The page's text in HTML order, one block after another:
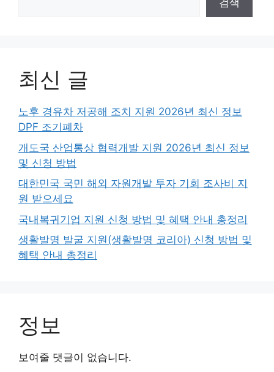
검색
최신 글
노후 경유차 저공해 조치 지원 2026년 최신 정보
DPF 조기폐차
개도국 산업통상 협력개발 지원 2026년 최신 정보
및 신청 방법
대한민국 국민 해외 자원개발 투자 기회 조사비 지
원 받으세요
국내복귀기업 지원 신청 방법 및 혜택 안내 총정리
생활발명 발굴 지원(생활발명 코리아) 신청 방법 및
혜택 안내 총정리
정보
보여줄 댓글이 없습니다.